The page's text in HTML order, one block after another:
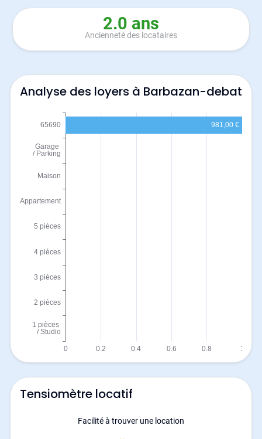
2.0 ans
Ancienneté des locataires
Analyse des loyers à Barbazan-debat
Tensiomètre locatif
Facilité à trouver une location